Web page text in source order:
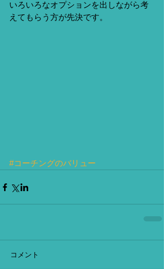
いろいろなオプションを出しながら考
えてもらう方が先決です。
#コーチングのバリュー
コメント